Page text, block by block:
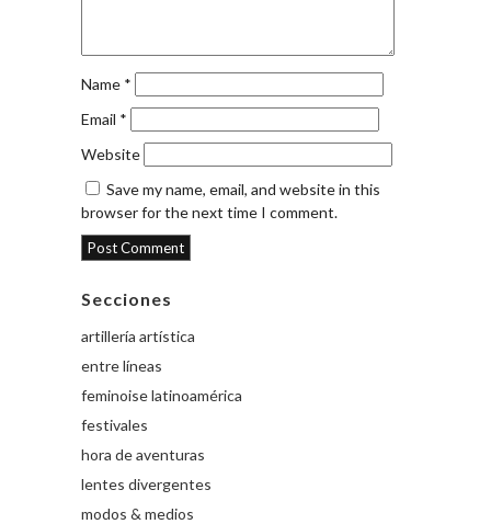
Name *
Email *
Website
Save my name, email, and website in this
browser for the next time I comment.
Secciones
artillería artística
entre líneas
feminoise latinoamérica
festivales
hora de aventuras
lentes divergentes
modos & medios